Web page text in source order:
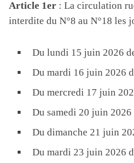
Article 1er : La circulation
interdite du N°8 au N°18 les
Du lundi 15 juin 2026
Du mardi 16 juin 2026
Du mercredi 17 juin
Du samedi 20 juin 2026
Du dimanche 21 juin
Du mardi 23 juin 2026